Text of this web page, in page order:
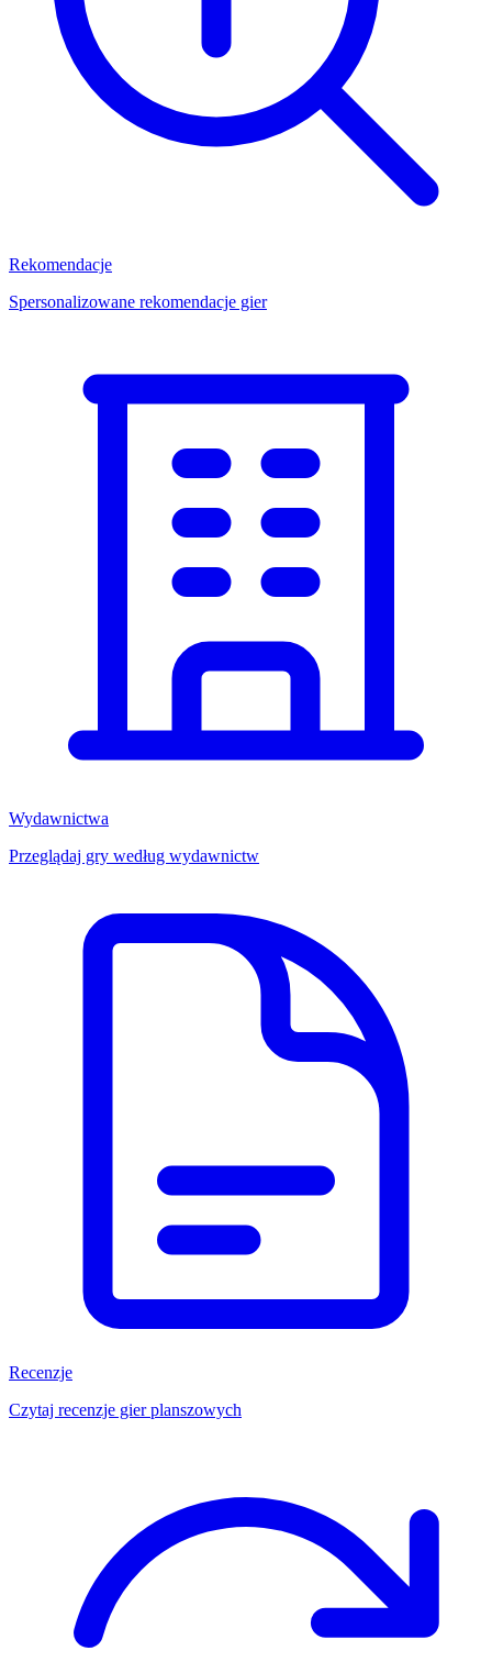
Rekomendacje
Spersonalizowane rekomendacje gier
Wydawnictwa
Przeglądaj gry według wydawnictw
Recenzje
Czytaj recenzje gier planszowych